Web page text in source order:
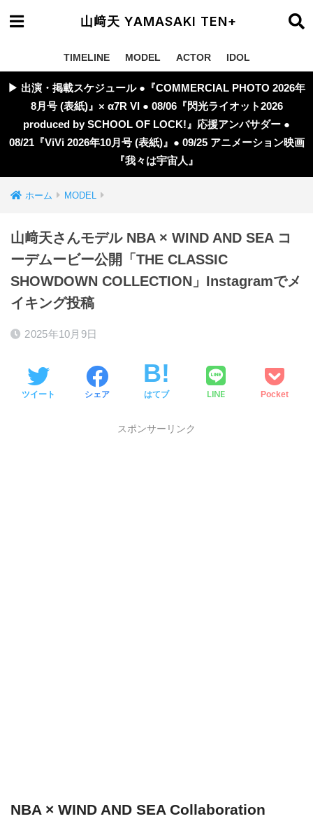
山﨑天 YAMASAKI TEN+
TIMELINE MODEL ACTOR IDOL
▶︎ 出演・掲載スケジュール ●『COMMERCIAL PHOTO 2026年
8月号 (表紙)』× α7R VI ● 08/06『閃光ライオット2026
produced by SCHOOL OF LOCK!』応援アンバサダー ●
08/21『ViVi 2026年10月号 (表紙)』● 09/25 アニメーション映画
『我々は宇宙人』
ホーム MODEL
山﨑天さんモデル NBA × WIND AND SEA コ
ーデムービー公開「THE CLASSIC
SHOWDOWN COLLECTION」Instagramでメ
イキング投稿
2025年10月9日
ツイート シェア はてブ LINE Pocket
スポンサーリンク
NBA × WIND AND SEA Collaboration